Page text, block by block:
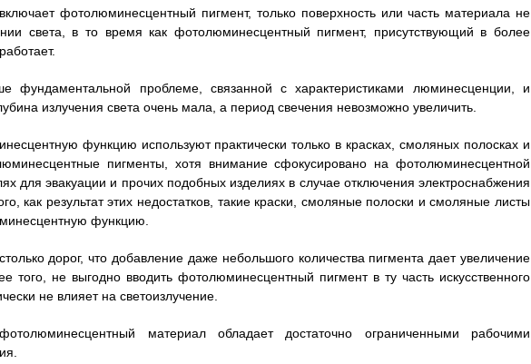
фотолюминесцентный пигмент, только поверхность или часть материала не
света, в то время как фотолюминесцентный пигмент, присутствующий в более
фундаментальной проблеме, связанной с характеристиками люминесценции, и
излучения света очень мала, а период свечения невозможно увеличить.
функцию используют практически только в красках, смоляных полосках и
пигменты, хотя внимание сфокусировано на фотолюминесцентной
для эвакуации и прочих подобных изделиях в случае отключения электроснабжения
как результат этих недостатков, такие краски, смоляные полоски и смоляные листы
функцию.
дорог, что добавление даже небольшого количества пигмента дает увеличение
не выгодно вводить фотолюминесцентный пигмент в ту часть искусственного
не влияет на светоизлучение.
материал обладает достаточно ограниченными рабочими